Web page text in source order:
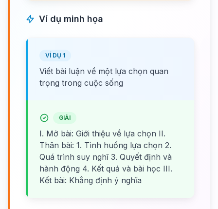
Ví dụ minh họa
VÍ DỤ 1
Viết bài luận về một lựa chọn quan
trọng trong cuộc sống
GIẢI
I. Mở bài: Giới thiệu về lựa chọn II.
Thân bài: 1. Tình huống lựa chọn 2.
Quá trình suy nghĩ 3. Quyết định và
hành động 4. Kết quả và bài học III.
Kết bài: Khẳng định ý nghĩa